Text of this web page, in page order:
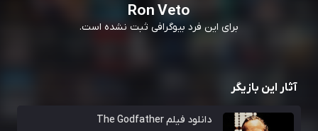
Ron Veto
برای این فرد بیوگرافی ثبت نشده است.
آثار این بازیگر
دانلود فیلم The Godfather